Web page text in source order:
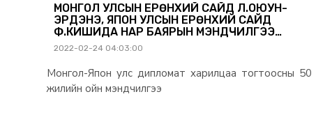
МОНГОЛ УЛСЫН ЕРӨНХИЙ САЙД Л.ОЮУН-
ЭРДЭНЭ, ЯПОН УЛСЫН ЕРӨНХИЙ САЙД
Ф.КИШИДА НАР БАЯРЫН МЭНДЧИЛГЭЭ
СОЛИЛЦОВ
2022-02-24 04:03:00
Монгол-Япон улс дипломат харилцаа тогтоосны 50
жилийн ойн мэндчилгээ